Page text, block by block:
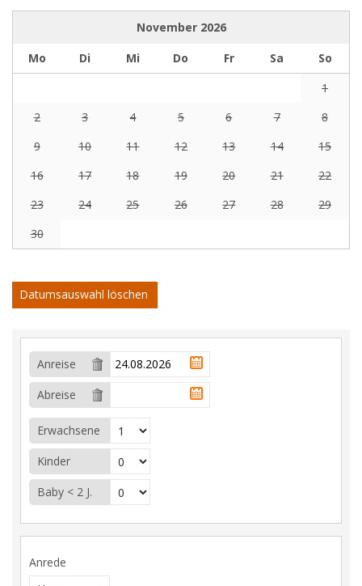
November 2026
Mo
Di Mi Do Fr Sa
So
1
2
3 4 5 6 7
8
9
10 11 12 13 14
15
16
17 18 19 20 21
22
23
24 25 26 27 28
29
30
Datumsauswahl löschen
Anreise
Abreise
Erwachsene
Kinder
Baby < 2 J.
Anrede